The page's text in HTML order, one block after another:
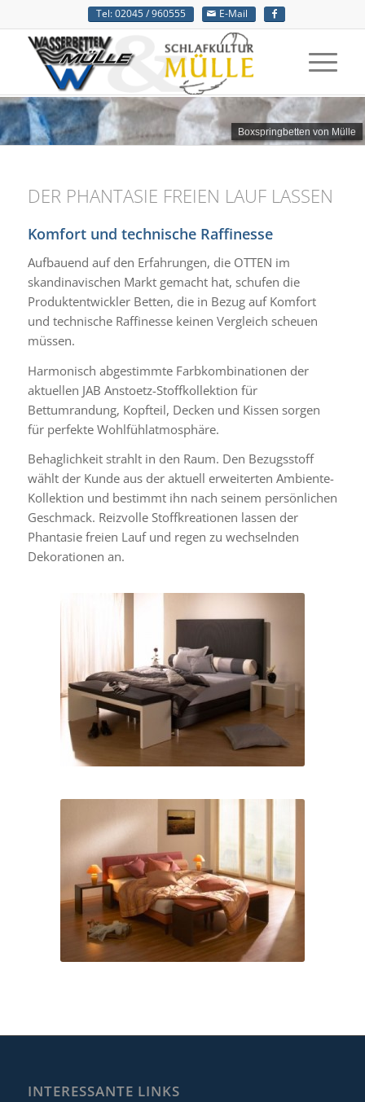
Tel: 02045 / 960555 E-Mail
Boxspringbetten von Mülle
DER PHANTASIE FREIEN LAUF LASSEN
Komfort und technische Raffinesse
Aufbauend auf den Erfahrungen, die OTTEN im
skandinavischen Markt gemacht hat, schufen die
Produktentwickler Betten, die in Bezug auf Komfort
und technische Raffinesse keinen Vergleich scheuen
müssen.
Harmonisch abgestimmte Farbkombinationen der
aktuellen JAB Anstoetz-Stoffkollektion für
Bettumrandung, Kopfteil, Decken und Kissen sorgen
für perfekte Wohlfühlatmosphäre.
Behaglichkeit strahlt in den Raum. Den Bezugsstoff
wählt der Kunde aus der aktuell erweiterten Ambiente-
Kollektion und bestimmt ihn nach seinem persönlichen
Geschmack. Reizvolle Stoffkreationen lassen der
Phantasie freien Lauf und regen zu wechselnden
Dekorationen an.
INTERESSANTE LINKS